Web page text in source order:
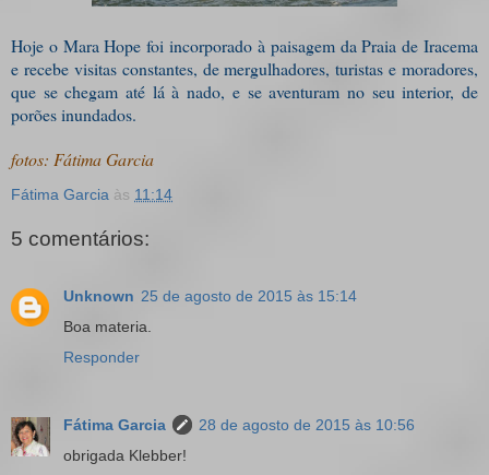
Hoje o Mara Hope foi incorporado à paisagem da Praia de Iracema
e recebe visitas constantes, de mergulhadores, turistas e moradores,
que se chegam até lá à nado, e se aventuram no seu interior, de
porões inundados.
fotos: Fátima Garcia
Fátima Garcia às 11:14
5 comentários:
Unknown 25 de agosto de 2015 às 15:14
Boa materia.
Responder
Fátima Garcia
28 de agosto de 2015 às 10:56
obrigada Klebber!